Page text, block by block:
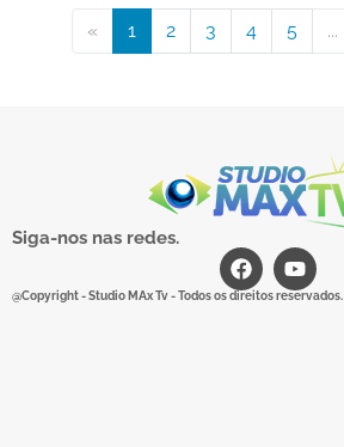
« 1 2 3 4 5 ...
Siga-nos nas redes.
@Copyright - Studio MAx Tv - Todos os direitos reservados.